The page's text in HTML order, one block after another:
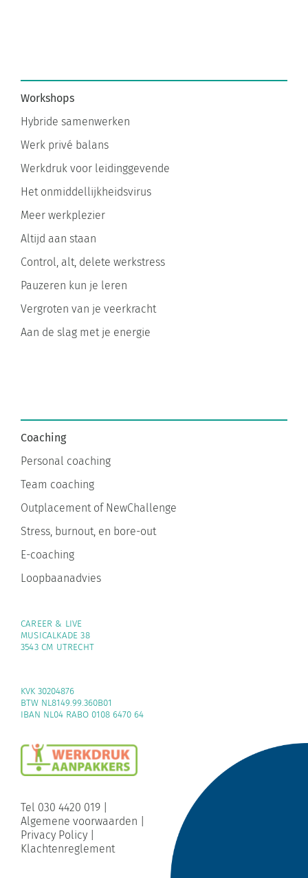
Workshops
Hybride samenwerken
Werk privé balans
Werkdruk voor leidinggevende
Het onmiddellijkheidsvirus
Meer werkplezier
Altijd aan staan
Control, alt, delete werkstress
Pauzeren kun je leren
Vergroten van je veerkracht
Aan de slag met je energie
Coaching
Personal coaching
Team coaching
Outplacement of NewChallenge
Stress, burnout, en bore-out
E-coaching
Loopbaanadvies
CAREER & LIVE
MUSICALKADE 38
3543 CM UTRECHT
KVK 30204876
BTW NL8149.99.360B01
IBAN NL04 RABO 0108 6470 64
Tel 030 4420 019|
Algemene voorwaarden
Privacy Policy|
Klachtenreglement